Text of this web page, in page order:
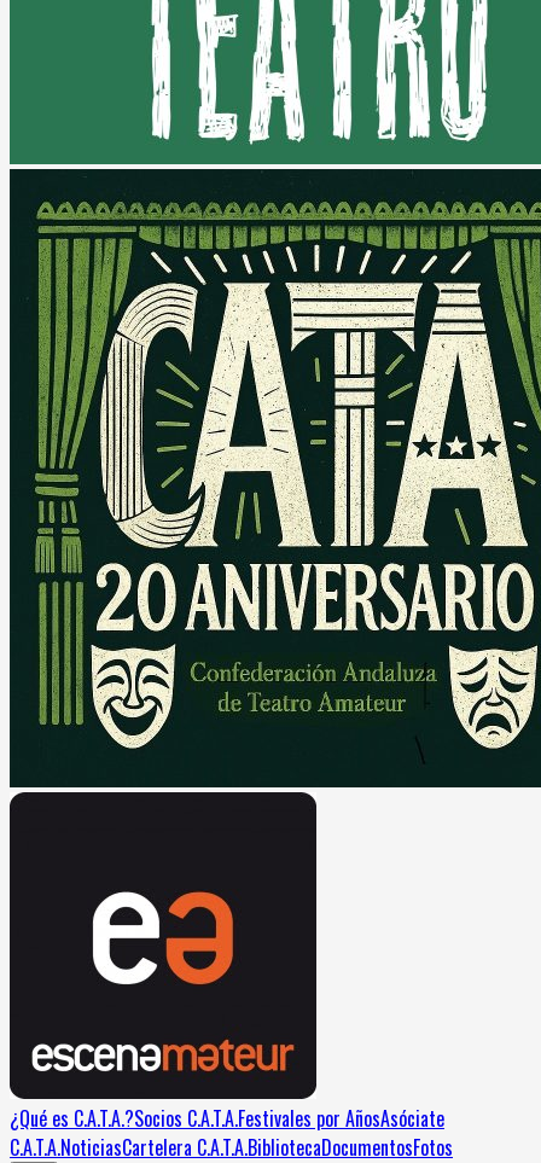
¿Qué es C.A.T.A.?Socios C.A.T.A.Festivales por AñosAsóciate
C.A.T.A.NoticiasCartelera C.A.T.A.BibliotecaDocumentosFotos